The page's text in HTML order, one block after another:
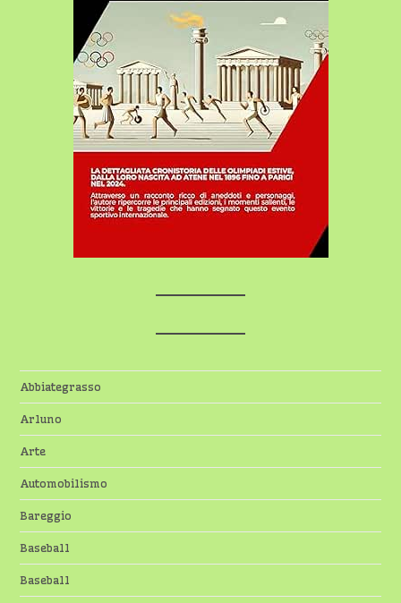
Abbiategrasso
Arluno
Arte
Automobilismo
Bareggio
Baseball
Baseball